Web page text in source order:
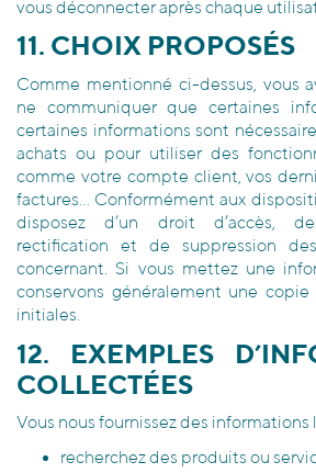
vous déconnecter après chaque
11. CHOIX PROPOSÉS
Comme mentionné ci-dessus, vous
ne communiquer que certaines
certaines informations sont
achats ou pour utiliser des
comme votre compte client, vos
factures… Conformément aux
disposez d’un droit d’accès,
rectification et de suppression
concernant. Si vous mettez une
conservons généralement une
initiales.
12. EXEMPLES
COLLECTÉES
Vous nous fournissez des informations
recherchez des produits ou